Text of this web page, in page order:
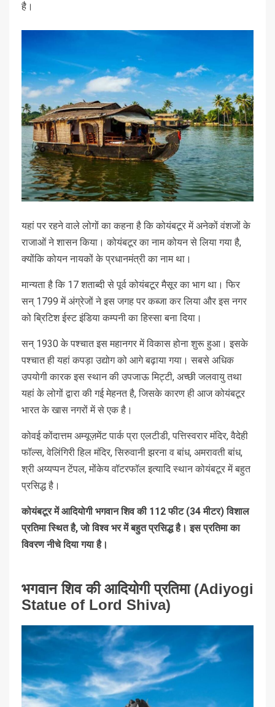
है।
यहां पर रहने वाले लोगों का कहना है कि कोयंबटूर में अनेकों वंशजों के
राजाओं ने शासन किया। कोयंबटूर का नाम कोयन से लिया गया है,
क्योंकि कोयन नायकों के प्रधानमंत्री का नाम था।
मान्यता है कि 17 शताब्‍दी से पूर्व कोयंबटूर मैसूर का भाग था। फिर
सन् 1799 में अंग्रेजों ने इस जगह पर कब्जा कर लिया और इस नगर
को ब्रिटिश ईस्‍ट इंडिया कम्‍पनी का हिस्‍सा बना दिया।
सन् 1930 के पश्चात इस महानगर में विकास होना शुरू हुआ। इसके
पश्चात ही यहां कपड़ा उद्योग को आगे बढ़ाया गया। सबसे अधिक
उपयोगी कारक इस स्थान की उपजाऊ मिट्टी, अच्छी जलवायु तथा
यहां के लोगों द्वारा की गई मेहनत है, जिसके कारण ही आज कोयंबटूर
भारत के खास नगरों में से एक है।
कोवई कोंदात्तम अम्यूज़मेंट पार्क प्रा एलटीडी, पत्तिस्वरार मंदिर, वैदेही
फॉल्स, वेलिंगिरी हिल मंदिर, सिरुवानी झरना व बांध, अमरावती बांध,
श्री अय्यप्पन टेंपल, मोंकेय वॉटरफॉल इत्यादि स्थान कोयंबटूर में बहुत
प्रसिद्ध है।
कोयंबटूर में आदियोगी भगवान शिव की 112 फीट (34 मीटर) विशाल
प्रतिमा स्थित है, जो विश्व भर में बहुत प्रसिद्ध है। इस प्रतिमा का
विवरण नीचे दिया गया है।
भगवान शिव की आदियोगी प्रतिमा (Adiyogi
Statue of Lord Shiva)